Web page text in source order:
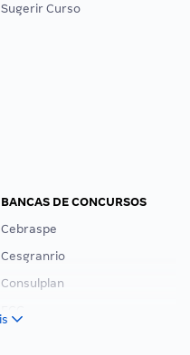
Sugerir Curso
BANCAS DE CONCURSOS
Cebraspe
Cesgranrio
Consulplan